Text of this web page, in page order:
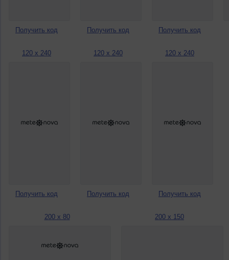
Получить код Получить код Получить код
120 x 240
Получить код
120 x 240
Получить код
120 x 240
Получить код
200 x 80 200 x 150